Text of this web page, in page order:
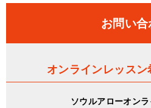
お問い
オンラインレッスン
ソウルアローオン